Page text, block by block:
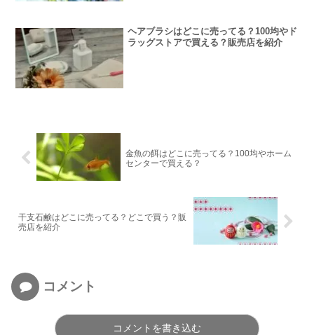
ヘアブラシはどこに売ってる？100均やド
ラッグストアで買える？販売店を紹介
金魚の餌はどこに売ってる？100均やホーム
センターで買える？
干支石鹸はどこに売ってる？どこで買う？販
売店を紹介
コメント
コメントを書き込む